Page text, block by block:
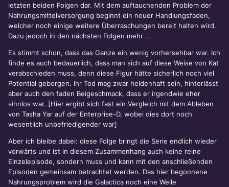
letzten beiden Folgen dar. Mit dem auftauchenden Problem der
Nahrungsmittelversorgung beginnt ein neuer Handlungsfaden,
welcher noch einige weitere Überraschungen bereit halten wird.
Dazu jedoch in den nächsten Folgen mehr ...
Es stimmt schon, dass das Ganze ein wenig vorhersehbar war. Ich
finde es auch bedauerlich, dass man sich auf diese Weise von Kat
verabschieden muss, denn diese Figur hätte sicherlich noch viel
Potential geborgen. Ihr Tod mag zwar heldenhaft sein, hinterlässt
aber auch den faden Beigeschmack, dass er irgendwie eher
sinnlos war. [Hier ergibt sich fast ein Vergleich mit dem Ableben
von Tasha Yar auf der Enterprise-D, wobei dies dort noch
wesentlich unbefriedigender war]
Aber ich bleibe dabei: diese Folge bringt die Serie endlich wieder
vorwärts und ist in diesem Zusammenhang auch keine reine
Einzelepisode, sondern muss und kann mit den anschließenden
Episoden gemeinsam betrachtet werden. Das hier begonnene
Nahrungsproblem wird die Galactica noch eine Weile